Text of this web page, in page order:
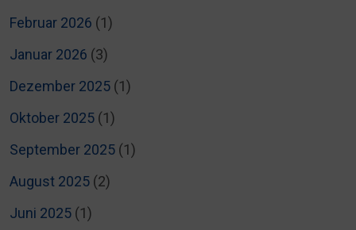
Februar 2026 (1)
Januar 2026 (3)
Dezember 2025 (1)
Oktober 2025 (1)
September 2025 (1)
August 2025 (2)
Juni 2025 (1)